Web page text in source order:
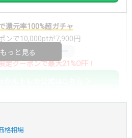
還元率100%超ガチャ
ンで10,000ptが7,900円
コードコピー
定クーポンで最大21%OFF！
6種類アド確解禁
もっと見る
格相場